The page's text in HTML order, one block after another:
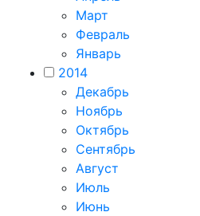
Март
Февраль
Январь
2014
Декабрь
Ноябрь
Октябрь
Сентябрь
Август
Июль
Июнь